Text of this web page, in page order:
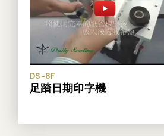
DS-8F
足踏日期印字機